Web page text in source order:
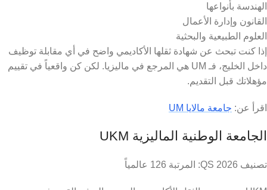
الهندسة بأنواعها
القانون وإدارة الأعمال
العلوم الطبيعية والبحثية
إذا كنت تبحث عن شهادة ثقلها الأكاديمي واضح في أي مقابلة توظيف
داخل الخليج، فـ UM هي المرجع في ماليزيا. لكن كن واقعياً في تقييم
مؤهلاتك قبل التقديم.
اقرأ عن: جامعة مالايا UM
الجامعة الوطنية الماليزية UKM
تصنيف QS 2026: المرتبة 126 عالمياً